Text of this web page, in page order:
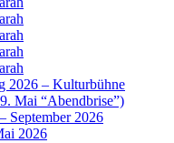
2026 – Kulturbühne
Mai “Abendbrise”)
September 2026
2026